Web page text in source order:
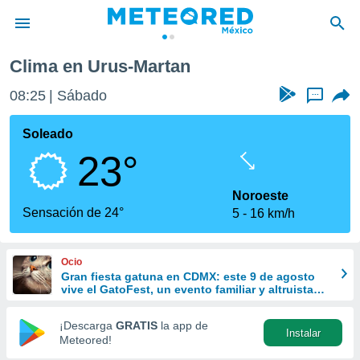
de
ha sido
calidad.
a este
las
y
forma
digital
basada
Clima en Urus-Martan
08:25 Sábado ...
Soleado
23°
Sensación de 24°
Noroeste
5
16 km/h
Ocio
Gran fiesta gatuna en CDMX: este 9 de agosto
vive el GatoFest, un evento familiar y altruista
¡Descarga GRATIS la app de
Meteored!
Instalar